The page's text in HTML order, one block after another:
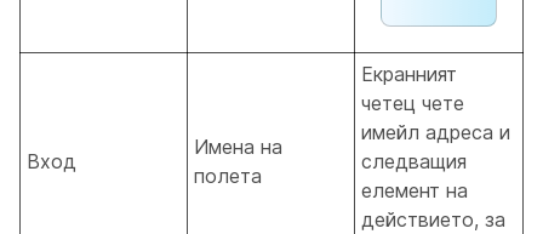
Вход
Имена на
полета
Екранният
четец чете
имейл адреса и
следващия
елемент на
действието, за